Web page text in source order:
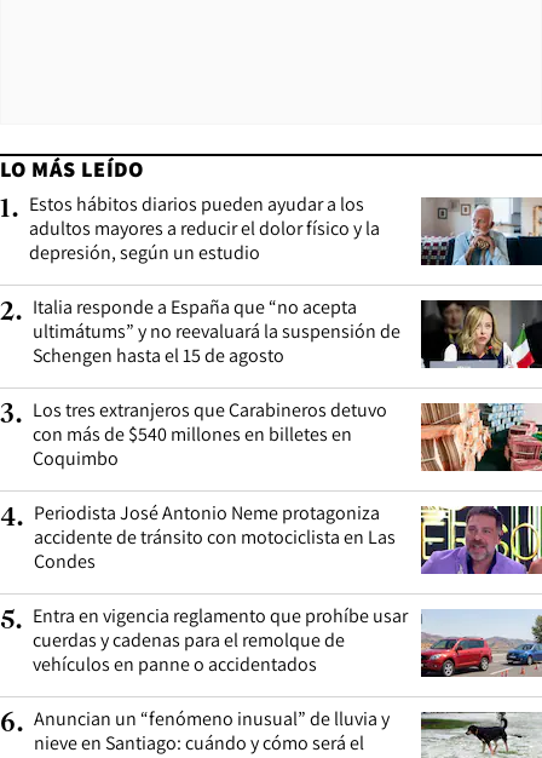
LO MÁS LEÍDO
1. Estos hábitos diarios pueden ayudar a los
adultos mayores a reducir el dolor físico y la
depresión, según un estudio
2. Italia responde a España que “no acepta
ultimátums” y no reevaluará la suspensión de
Schengen hasta el 15 de agosto
3. Los tres extranjeros que Carabineros detuvo
con más de $540 millones en billetes en
Coquimbo
4. Periodista José Antonio Neme protagoniza
accidente de tránsito con motociclista en Las
Condes
5. Entra en vigencia reglamento que prohíbe usar
cuerdas y cadenas para el remolque de
vehículos en panne o accidentados
6. Anuncian un “fenómeno inusual” de lluvia y
nieve en Santiago: cuándo y cómo será el